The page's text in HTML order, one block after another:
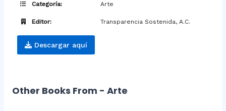
Categoría: Arte
Editor: Transparencia Sostenida, A.C.
Descargar aquí
Other Books From - Arte